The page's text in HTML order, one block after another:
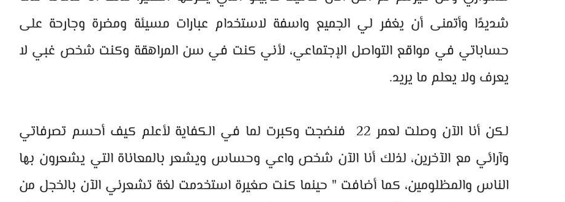
شديدًا وأتمنى أن يغفر لي الجميع واسفة لاستخدام عبارات مسيئة ومضرة وجارحة على
حساباتي في مواقع التواصل الإجتماعي، لأني كنت في سن المراهقة وكنت شخص غبي لا
يعرف ولا يعلم ما يريد.
لكن أنا الآن وصلت لعمر 22 فنضجت وكبرت لما في الكفاية لأعلم كيف أحسم تصرفاتي
وآرائي مع الآخرين، لذلك أنا الآن شخص واعي وحساس ويشعر بالمعاناة التي يشعرون بها
الناس والمظلومين، كما أضافت " حينما كنت صغيرة استخدمت لغة تشعرني الآن بالخجل من